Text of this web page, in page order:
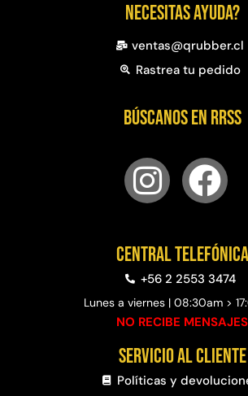
Necesitas ayuda?
ventas@qrubber.cl
Rastrea tu pedido
Búscanos en RRSS
Central telefónica
+56 2 2553 3474
Lunes a viernes | 08:30am >
NO RECIBE MENSAJES
Servicio al cliente
Políticas y